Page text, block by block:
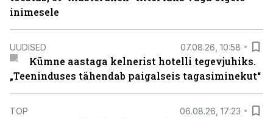
inimesele
UUDISED 07.08.26, 10:58
Kümne aastaga kelnerist hotelli tegevjuhiks.
„Teeninduses tähendab paigalseis tagasiminekut“
TOP 06.08.26, 17:23